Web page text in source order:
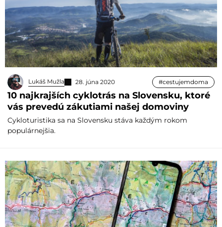
Lukáš Mužla 28. júna 2020 #cestujemdoma
10 najkrajších cyklotrás na Slovensku, ktoré
vás prevedú zákutiami našej domoviny
Cykloturistika sa na Slovensku stáva každým rokom
populárnejšia.